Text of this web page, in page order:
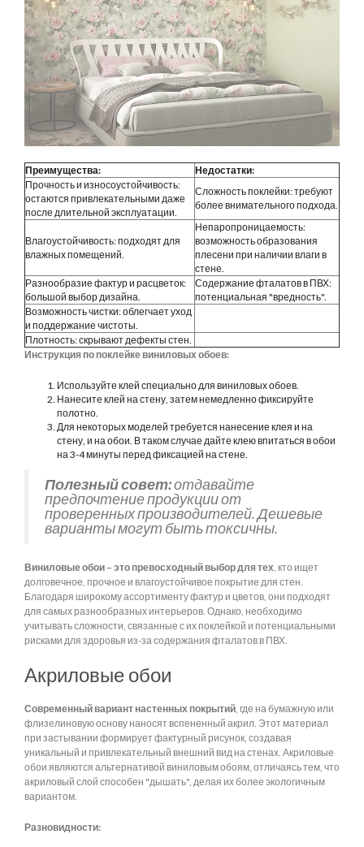
Преимущества:
Недостатки:
Прочность и износоустойчивость:
остаются привлекательными даже
после длительной эксплуатации.
Сложность поклейки: требуют
более внимательного подхода.
Влагоустойчивость: подходят для
влажных помещений.
Непаропроницаемость:
возможность образования
плесени при наличии влаги в
стене.
Разнообразие фактур и расцветок:
большой выбор дизайна.
Содержание фталатов в ПВХ:
потенциальная "вредность".
Возможность чистки: облегчает уход
и поддержание чистоты.
Плотность: скрывают дефекты стен.
Инструкция по поклейке виниловых обоев:
Используйте клей специально для виниловых обоев.
Нанесите клей на стену, затем немедленно фиксируйте
полотно.
Для некоторых моделей требуется нанесение клея и на
стену, и на обои. В таком случае дайте клею впитаться в обои
на 3-4 минуты перед фиксацией на стене.
Полезный совет:отдавайте
предпочтение продукции от
проверенных производителей. Дешевые
варианты могут быть токсичны.
Виниловые обои – это превосходный выбор для тех , кто ищет
долговечное, прочное и влагоустойчивое покрытие для стен.
Благодаря широкому ассортименту фактур и цветов, они подходят
для самых разнообразных интерьеров. Однако, необходимо
учитывать сложности, связанные с их поклейкой и потенциальными
рисками для здоровья из-за содержания фталатов в ПВХ.
Акриловые обои
Современный вариант настенных покрытий , где на бумажную или
флизелиновую основу наносят вспененный акрил. Этот материал
при застывании формирует фактурный рисунок, создавая
уникальный и привлекательный внешний вид на стенах. Акриловые
обои являются альтернативой виниловым обоям, отличаясь тем, что
акриловый слой способен "дышать", делая их более экологичным
вариантом.
Разновидности: